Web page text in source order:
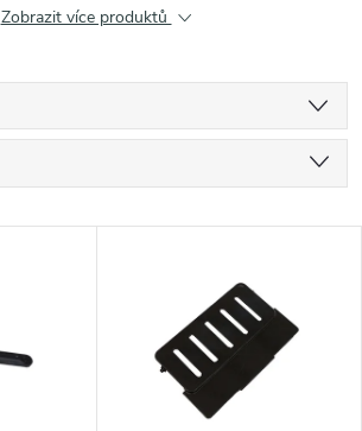
Zobrazit více produktů